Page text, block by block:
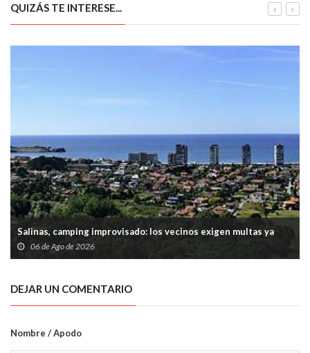
QUIZÁS TE INTERESE...
Salinas, camping improvisado: los vecinos exigen multas ya
06 de Ago de 2026
DEJAR UN COMENTARIO
Nombre / Apodo